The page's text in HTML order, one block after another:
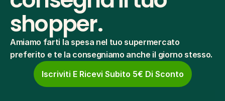
shopper.
Amiamo farti la spesa nel tuo supermercato
preferito e te la consegniamo anche il giorno stesso.
Iscriviti E Ricevi Subito 5€ Di Sconto